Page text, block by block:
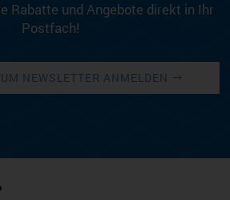
Rabatte und Angebote direkt in Ihr
Postfach!
NEWSLETTER ANMELDEN